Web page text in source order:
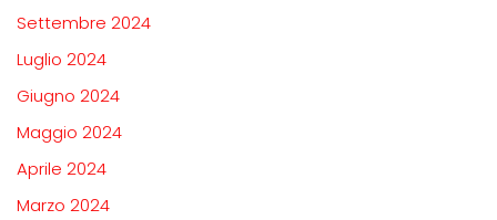
Settembre 2024
Luglio 2024
Giugno 2024
Maggio 2024
Aprile 2024
Marzo 2024